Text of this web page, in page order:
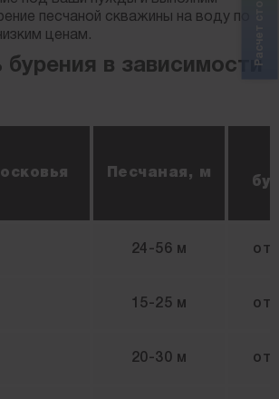
песчаной скважины на воду по
ценам.
в зависимости
Песчаная, м
24-56 м от
15-25 м от
20-30 м от